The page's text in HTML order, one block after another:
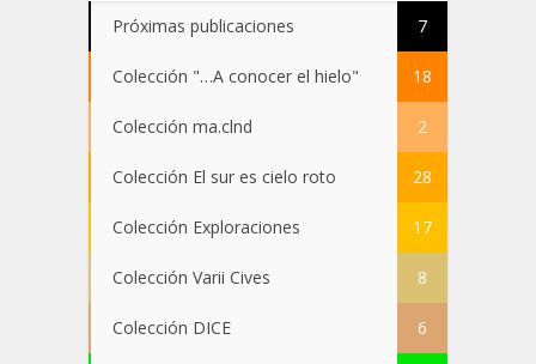
Próximas publicaciones 7
Colección "…A conocer el hielo" 18
Colección ma.clnd 2
Colección El sur es cielo roto 28
Colección Exploraciones 17
Colección Varii Cives 8
Colección DICE 6